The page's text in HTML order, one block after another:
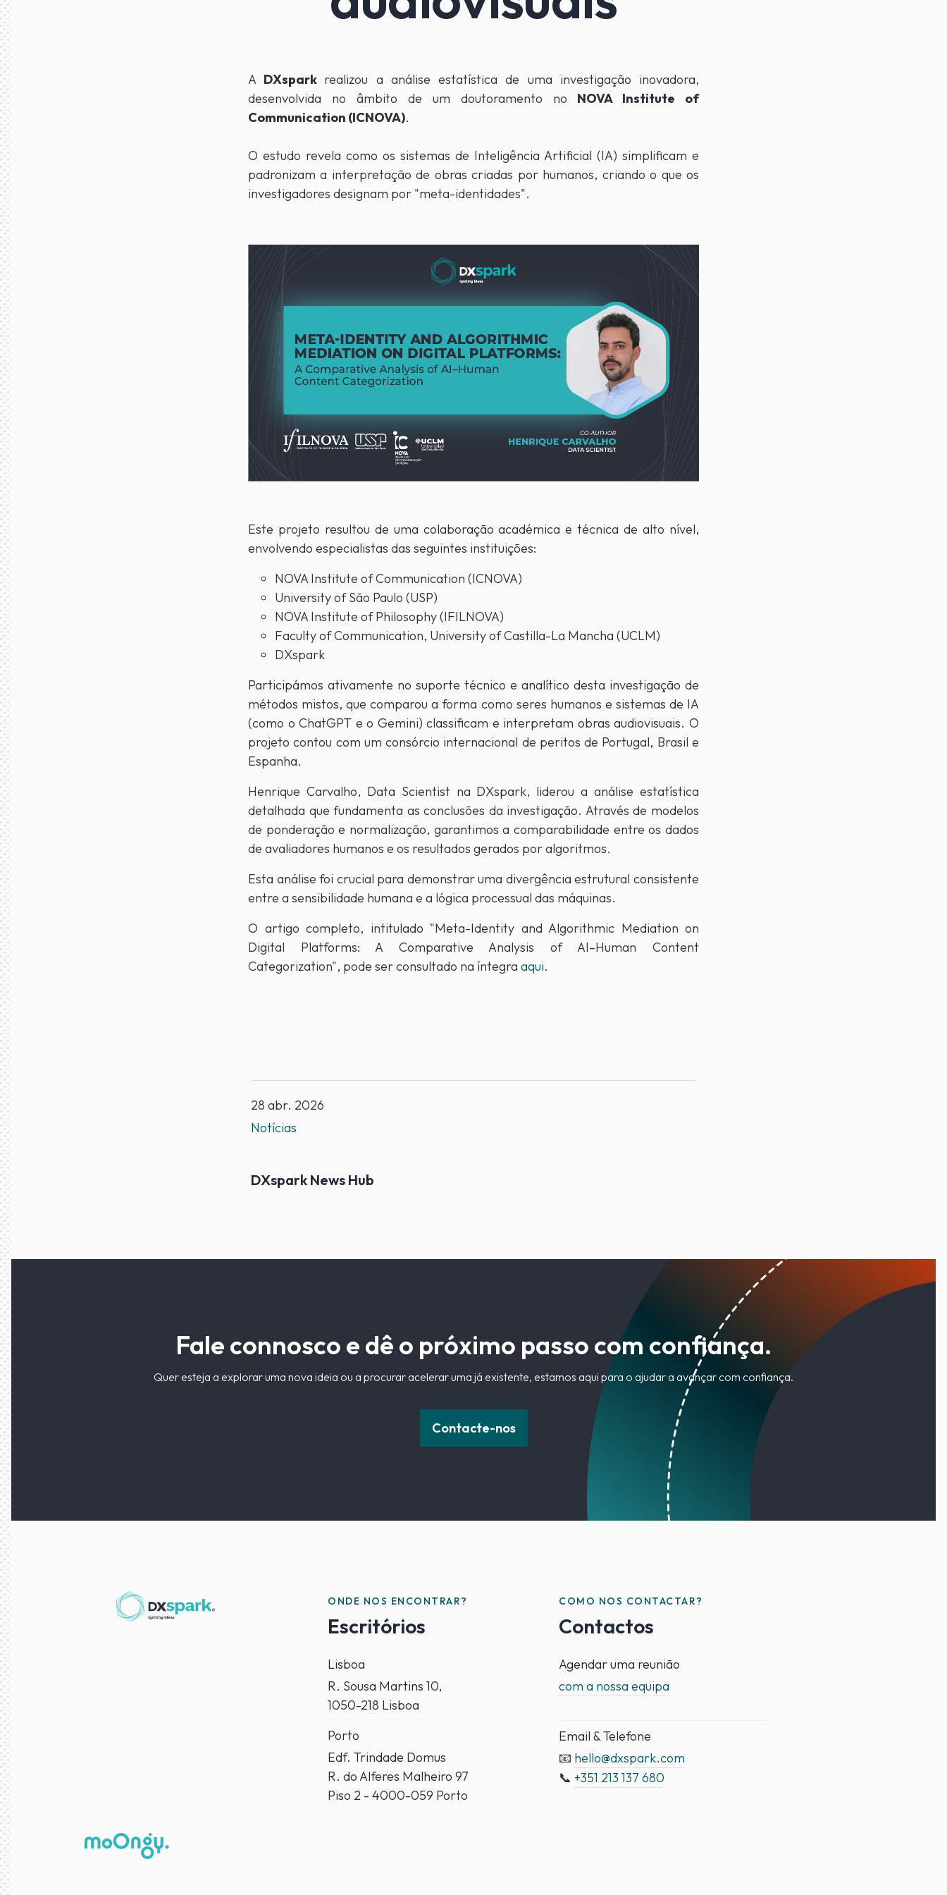
A DXspark realizou a análise estatística de uma investigação inovadora,
desenvolvida no âmbito de um doutoramento no NOVA Institute of
Communication (ICNOVA).
O estudo revela como os sistemas de Inteligência Artificial (IA) simplificam e
padronizam a interpretação de obras criadas por humanos, criando o que os
investigadores designam por "meta-identidades".
Este projeto resultou de uma colaboração académica e técnica de alto nível,
envolvendo especialistas das seguintes instituições:
NOVA Institute of Communication (ICNOVA)
University of São Paulo (USP)
NOVA Institute of Philosophy (IFILNOVA)
Faculty of Communication, University of Castilla-La Mancha (UCLM)
DXspark
Participámos ativamente no suporte técnico e analítico desta investigação de
métodos mistos, que comparou a forma como seres humanos e sistemas de IA
(como o ChatGPT e o Gemini) classificam e interpretam obras audiovisuais. O
projeto contou com um consórcio internacional de peritos de Portugal, Brasil e
Espanha.
Henrique Carvalho, Data Scientist na DXspark, liderou a análise estatística
detalhada que fundamenta as conclusões da investigação. Através de modelos
de ponderação e normalização, garantimos a comparabilidade entre os dados
de avaliadores humanos e os resultados gerados por algoritmos.
Esta análise foi crucial para demonstrar uma divergência estrutural consistente
entre a sensibilidade humana e a lógica processual das máquinas.
O artigo completo, intitulado "Meta-Identity and Algorithmic Mediation on
Digital Platforms: A Comparative Analysis of AI–Human Content
Categorization", pode ser consultado na íntegra aqui.
28 abr. 2026
Notícias
DXspark News Hub
Fale connosco e dê o próximo passo com confiança.
Quer esteja a explorar uma nova ideia ou a procurar acelerar uma já existente, estamos aqui para o ajudar a avançar com confiança.
Contacte-nos
ONDE NOS ENCONTRAR?
Escritórios
Lisboa
R. Sousa Martins 10,
1050-218 Lisboa
Porto
Edf. Trindade Domus
R. do Alferes Malheiro 97
Piso 2 - 4000-059 Porto
COMO NOS CONTACTAR?
Contactos
Agendar uma reunião
com a nossa equipa
Email & Telefone
📧 hello@dxspark.com
📞+351 213 137 680